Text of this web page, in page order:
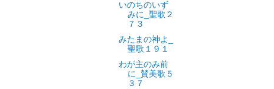
いのちのいず
みに_聖歌２
７３
みたまの神よ_
聖歌１９１
わが主のみ前
に_賛美歌５
３７